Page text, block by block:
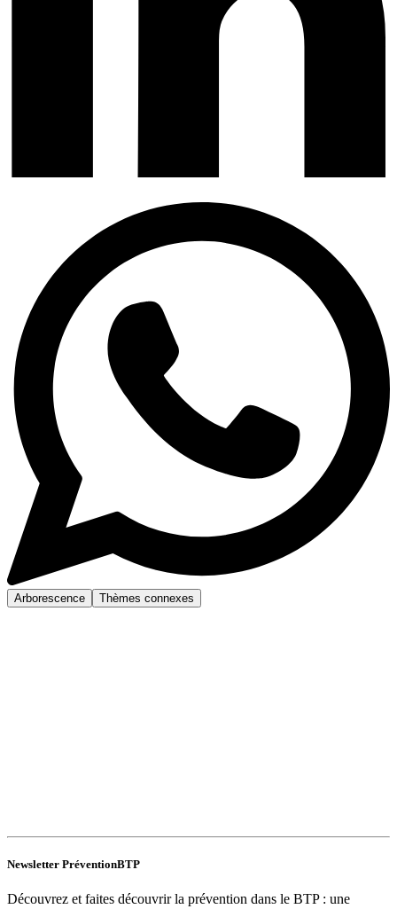
Arborescence Thèmes connexes
Newsletter PréventionBTP
Découvrez et faites découvrir la prévention dans le BTP : une